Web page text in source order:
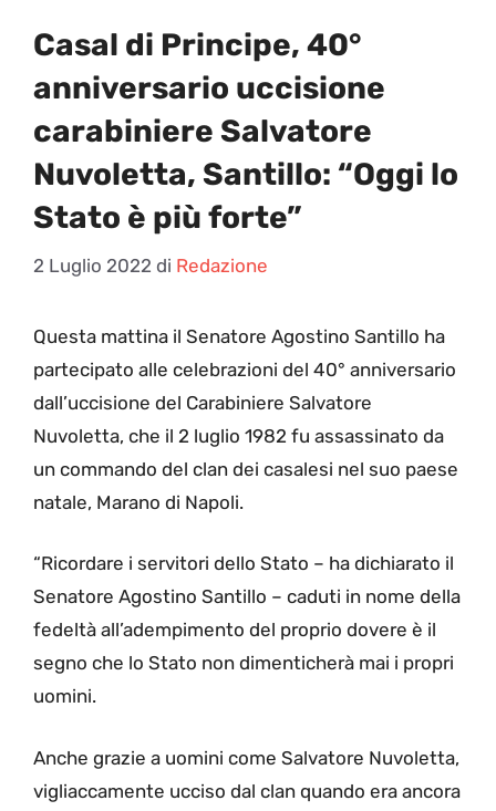
Casal di Principe, 40°
anniversario uccisione
carabiniere Salvatore
Nuvoletta, Santillo: “Oggi lo
Stato è più forte”
2 Luglio 2022 di Redazione
Questa mattina il Senatore Agostino Santillo ha
partecipato alle celebrazioni del 40° anniversario
dall’uccisione del Carabiniere Salvatore
Nuvoletta, che il 2 luglio 1982 fu assassinato da
un commando del clan dei casalesi nel suo paese
natale, Marano di Napoli.
“Ricordare i servitori dello Stato – ha dichiarato il
Senatore Agostino Santillo – caduti in nome della
fedeltà all’adempimento del proprio dovere è il
segno che lo Stato non dimenticherà mai i propri
uomini.
Anche grazie a uomini come Salvatore Nuvoletta,
vigliaccamente ucciso dal clan quando era ancora